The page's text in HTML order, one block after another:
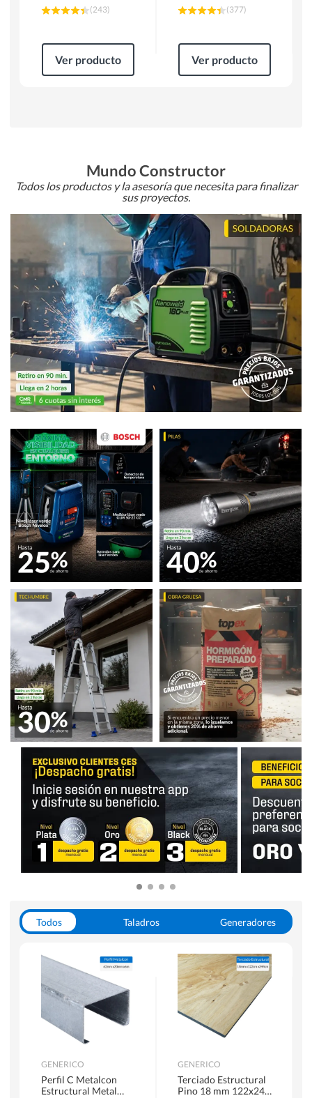
(243)
Ver producto
(377)
Ver producto
Mundo Constructor
Todos los productos y la asesoría que necesita para finalizar
sus proyectos.
Todos Taladros
Generadores
Herramientas Manuales
Sierras Circulares
GENERICO
Perfil C Metalcon
Estructural Metal
GENERICO
Terciado Estructural
Pino 18 mm 122x244